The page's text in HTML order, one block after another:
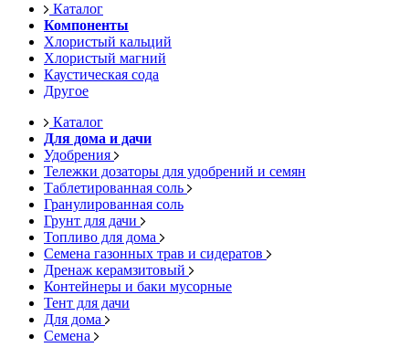
Каталог
Компоненты
Хлористый кальций
Хлористый магний
Каустическая сода
Другое
Каталог
Для дома и дачи
Удобрения
Тележки дозаторы для удобрений и семян
Таблетированная соль
Гранулированная соль
Грунт для дачи
Топливо для дома
Семена газонных трав и сидератов
Дренаж керамзитовый
Контейнеры и баки мусорные
Тент для дачи
Для дома
Семена